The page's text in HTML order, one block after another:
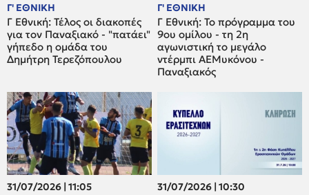
Γ' ΕΘΝΙΚΗ
Γ Εθνική: Τέλος οι διακοπές
για τον Παναξιακό - "πατάει"
γήπεδο η ομάδα του
Δημήτρη Τερεζόπουλου
Γ' ΕΘΝΙΚΗ
Γ Εθνική: Το πρόγραμμα του
9ου ομίλου - τη 2η
αγωνιστική το μεγάλο
ντέρμπι ΑΕΜυκόνου -
Παναξιακός
31/07/2026 | 11:05
31/07/2026 | 10:30